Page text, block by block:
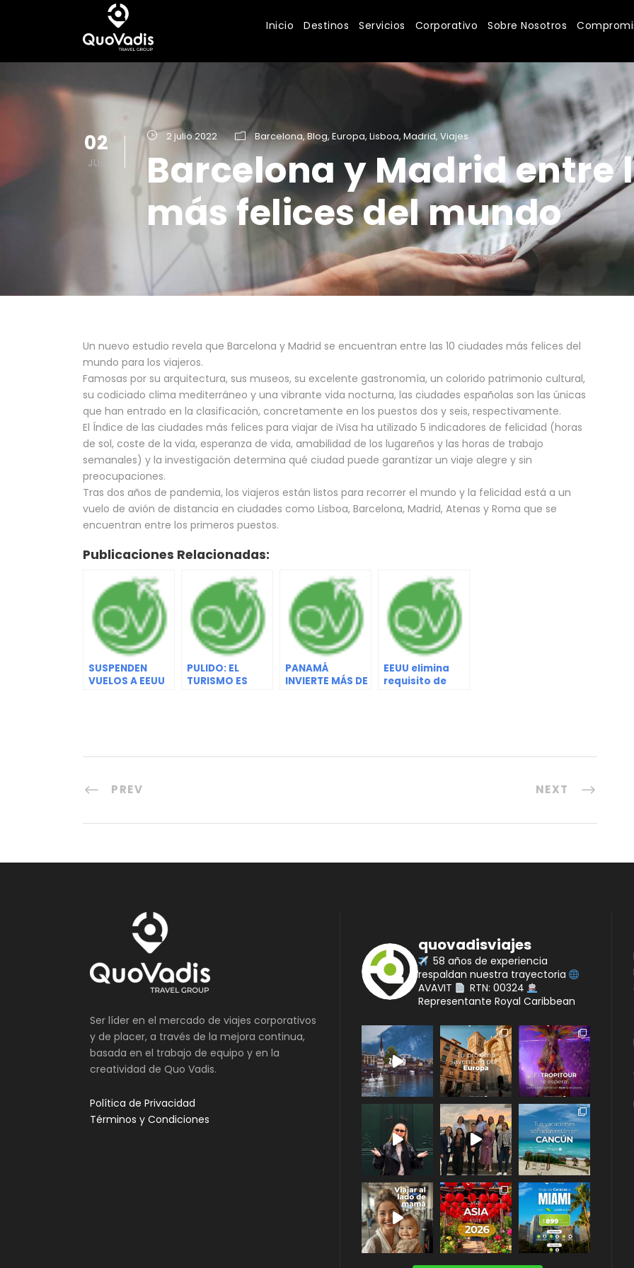
Inicio Destinos Servicios Corporativo Sobre Nosotros
02
JUL
2 julio 2022 Barcelona,Blog, Europa, Lisboa, Madrid,Viajes
Barcelona y Madrid entre
más felices del mundo
Un nuevo estudio revela que Barcelona y Madrid se encuentran entre las 10 ciudades más felices del
mundo para los viajeros.
Famosas por su arquitectura, sus museos, su excelente gastronomía, un colorido patrimonio cultural,
su codiciado clima mediterráneo y una vibrante vida nocturna, las ciudades españolas son las únicas
que han entrado en la clasificación, concretamente en los puestos dos y seis, respectivamente.
El Índice de las ciudades más felices para viajar de iVisa ha utilizado 5 indicadores de felicidad (horas
de sol, coste de la vida, esperanza de vida, amabilidad de los lugareños y las horas de trabajo
semanales) y la investigación determina qué ciudad puede garantizar un viaje alegre y sin
preocupaciones.
Tras dos años de pandemia, los viajeros están listos para recorrer el mundo y la felicidad está a un
vuelo de avión de distancia en ciudades como Lisboa, Barcelona, Madrid, Atenas y Roma que se
encuentran entre los primeros puestos.
Publicaciones Relacionadas:
SUSPENDEN
VUELOS A EEUU
PULIDO: EL
TURISMO ES
PANAMÁ
INVIERTE MÁS DE
EEUU elimina
requisito de
PREV NEXT
Ser líder en el mercado de viajes corporativos
y de placer, a través de la mejora continua,
basada en el trabajo de equipo y en la
creatividad de Quo Vadis.
Política de Privacidad
Términos y Condiciones
quovadisviajes
58 años de experiencia
respaldan nuestra trayectoria
AVAVIT
RTN: 00324
Representante Royal Caribbean